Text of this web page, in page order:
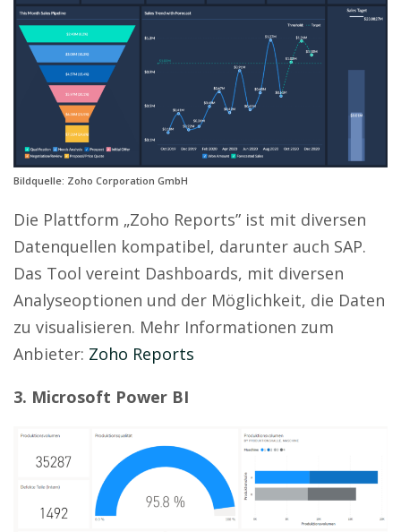
Bildquelle: Zoho Corporation GmbH
Die Plattform „Zoho Reports” ist mit diversen
Datenquellen kompatibel, darunter auch SAP.
Das Tool vereint Dashboards, mit diversen
Analyseoptionen und der Möglichkeit, die Daten
zu visualisieren. Mehr Informationen zum
Anbieter: Zoho Reports
3. Microsoft Power BI